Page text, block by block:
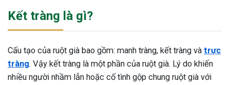
Kết tràng là gì?
Cấu tạo của ruột già bao gồm: manh tràng, kết tràng và trực
tràng. Vậy kết tràng là một phần của ruột già. Lý do khiến
nhiều người nhầm lẫn hoặc cố tình gộp chung ruột già với